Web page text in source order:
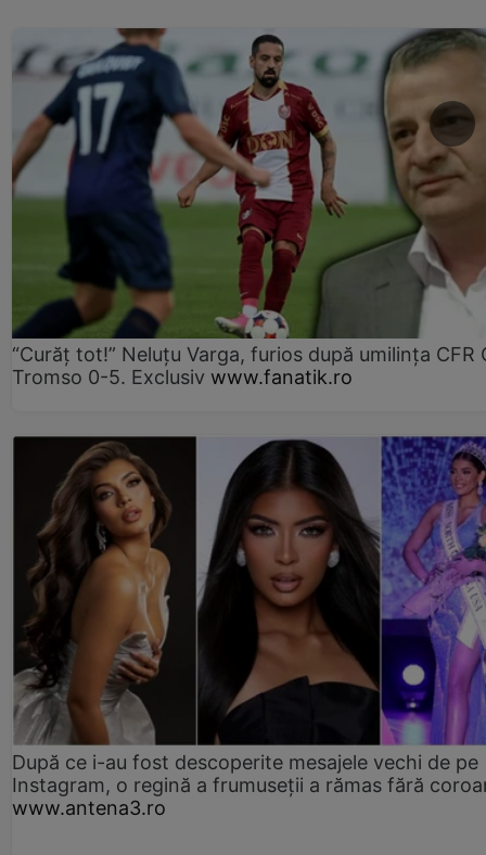
“Curăț tot!” Neluțu Varga, furios după umilința CFR
Tromso 0-5. Exclusiv www.fanatik.ro
După ce i-au fost descoperite mesajele vechi de pe
Instagram, o regină a frumuseții a rămas fără
www.antena3.ro